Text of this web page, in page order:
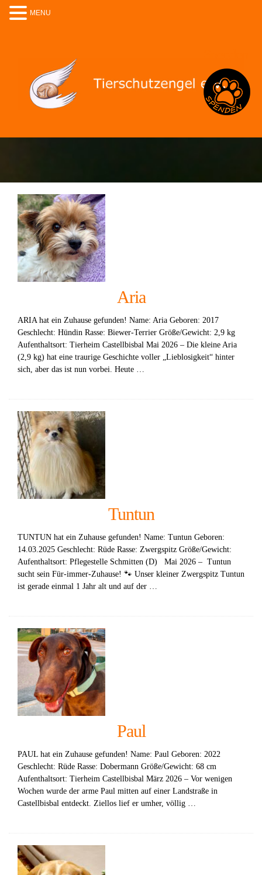
Aria
ARIA hat ein Zuhause gefunden! Name: Aria Geboren: 2017
Geschlecht: Hündin Rasse: Biewer-Terrier Größe/Gewicht: 2,9 kg
Aufenthaltsort: Tierheim Castellbisbal Mai 2026 – Die kleine Aria
(2,9 kg) hat eine traurige Geschichte voller „Lieblosigkeit“ hinter
sich, aber das ist nun vorbei. Heute …
Tuntun
TUNTUN hat ein Zuhause gefunden! Name: Tuntun Geboren:
14.03.2025 Geschlecht: Rüde Rasse: Zwergspitz Größe/Gewicht:
Aufenthaltsort: Pflegestelle Schmitten (D) Mai 2026 – Tuntun
sucht sein Für-immer-Zuhause! 🐾 Unser kleiner Zwergspitz Tuntun
ist gerade einmal 1 Jahr alt und auf der …
Paul
PAUL hat ein Zuhause gefunden! Name: Paul Geboren: 2022
Geschlecht: Rüde Rasse: Dobermann Größe/Gewicht: 68 cm
Aufenthaltsort: Tierheim Castellbisbal März 2026 – Vor wenigen
Wochen wurde der arme Paul mitten auf einer Landstraße in
Castellbisbal entdeckt. Ziellos lief er umher, völlig …
MENU